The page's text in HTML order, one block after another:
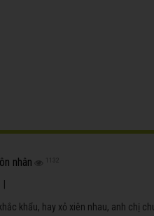
nhân 1132
khẩu, hay xỏ xiên nhau, anh chị